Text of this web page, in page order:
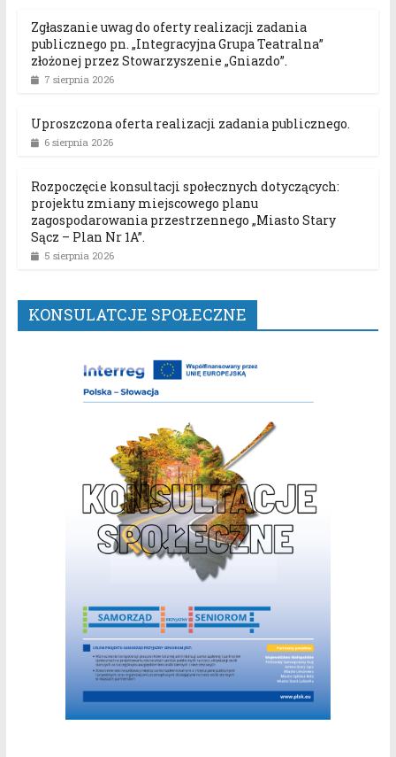
Zgłaszanie uwag do oferty realizacji zadania
publicznego pn. „Integracyjna Grupa Teatralna”
złożonej przez Stowarzyszenie „Gniazdo”.
7 sierpnia 2026
Uproszczona oferta realizacji zadania publicznego.
6 sierpnia 2026
Rozpoczęcie konsultacji społecznych dotyczących:
projektu zmiany miejscowego planu
zagospodarowania przestrzennego „Miasto Stary
Sącz – Plan Nr 1A”.
5 sierpnia 2026
KONSULATCJE SPOŁECZNE